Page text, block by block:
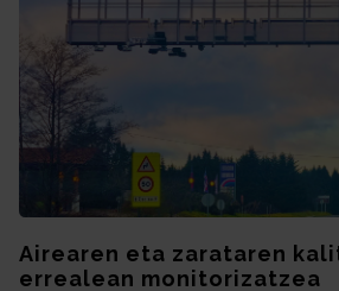
Airearen eta zarataren
errealean monitorizatzea